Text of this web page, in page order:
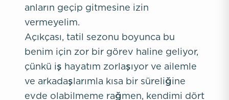
anların geçip gitmesine izin
vermeyelim.
Açıkçası, tatil sezonu boyunca bu
benim için zor bir görev haline geliyor,
çünkü iş hayatım zorlaşıyor ve ailemle
ve arkadaşlarımla kısa bir süreliğine
evde olabilmeme rağmen, kendimi dört